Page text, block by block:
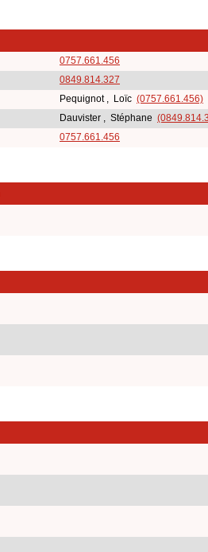
0757.661.456
0849.814.327
Pequignot , Loïc (0757.661.456)
Dauvister , Stéphane
0757.661.456